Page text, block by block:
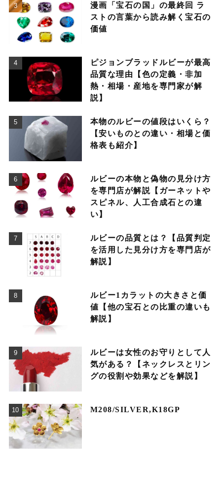
漫画「宝石の国」の最終回 ラ
ストの言葉から読み解く宝石の
価値
ピジョンブラッドルビーが最高
品質な理由【色の定義・非加
熱・相場・産地を専門家が解
説】
本物のルビーの値段はいくら？
【安いものとの違い・相場と価
格表も紹介】
ルビーの本物と偽物の見分け方
を専門店が解説【ガーネットや
スピネル、人工合成石との違
い】
ルビーの品質とは？【品質判定
を活用した見分け方を専門店が
解説】
ルビー1カラットの大きさと価
値【他の宝石との比重の違いも
解説】
ルビーは女性のお守りとして人
気がある？【ネックレスとリン
グの役割や効果などを解説】
M208/SILVER,K18GP